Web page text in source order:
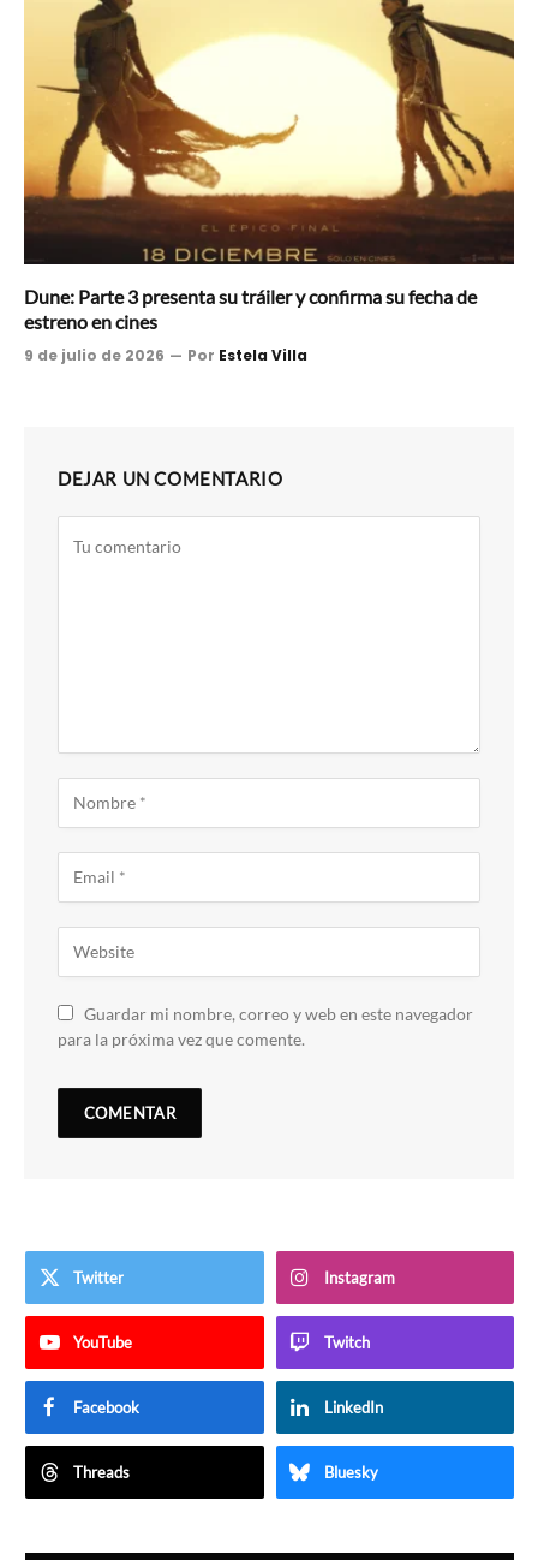
Dune: Parte 3 presenta su tráiler y confirma su fecha de
estreno en cines
9 de julio de 2026 Por Estela Villa
DEJAR UN COMENTARIO
Guardar mi nombre, correo y web en este navegador
para la próxima vez que comente.
Twitter Instagram
YouTube Twitch
Facebook LinkedIn
Threads Bluesky